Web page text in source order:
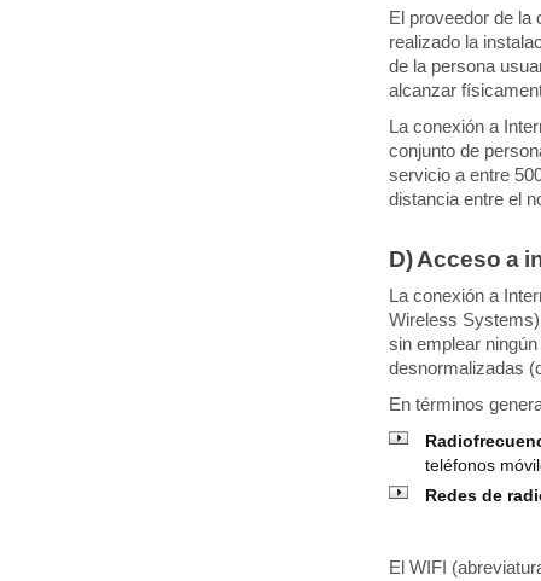
El proveedor de la
realizado la
de la persona
alcanzar
La conexión a
conjunto de
servicio a entre
distancia entre el
D) Acceso a
La conexión a
Wireless
sin emplear
desnormalizadas
En términos
teléfonos
Redes de
El WIFI